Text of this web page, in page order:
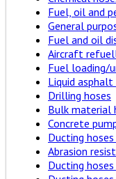
Fuel, oil and
General
Fuel and oil
Aircraft
Fuel loading/
Liquid asphalt
Drilling hoses
Bulk material
Concrete
Ducting
Abrasion
Ducting